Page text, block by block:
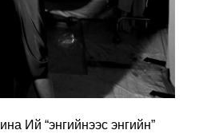
Ий “энгийнээс энгийн”